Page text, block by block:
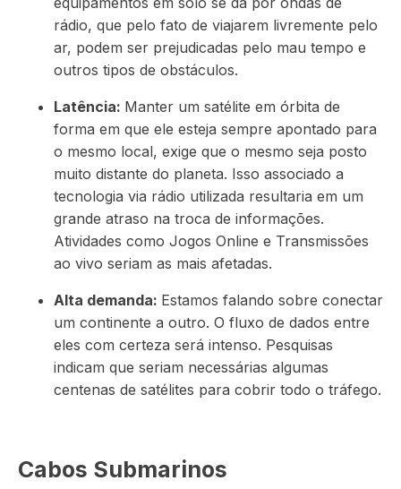
rádio, que pelo fato de viajarem livremente pelo
ar, podem ser prejudicadas pelo mau tempo e
outros tipos de obstáculos.
Latência: Manter um satélite em órbita de
forma em que ele esteja sempre apontado para
o mesmo local, exige que o mesmo seja posto
muito distante do planeta. Isso associado a
tecnologia via rádio utilizada resultaria em um
grande atraso na troca de informações.
Atividades como Jogos Online e Transmissões
ao vivo seriam as mais afetadas.
Alta demanda: Estamos falando sobre conectar
um continente a outro. O fluxo de dados entre
eles com certeza será intenso. Pesquisas
indicam que seriam necessárias algumas
centenas de satélites para cobrir todo o tráfego.
Cabos Submarinos